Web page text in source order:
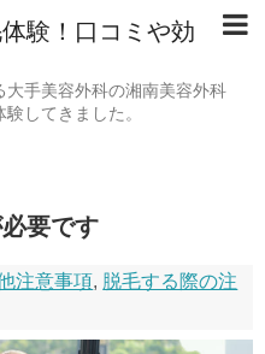
験！口コミや効
手美容外科の湘南美容外科
してきました。
要です
注意事項, 脱毛する際の注